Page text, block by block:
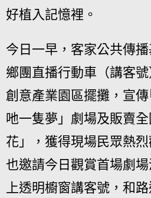
好植入記憶裡。
今日一早，客家公共傳
鄉團直播行動車（講客
創意產業園區擺攤，宣
吔一隻夢」劇場及販賣
花」，獲得現場民眾熱
也邀請今日觀賞首場劇
上透明櫥窗講客號，和